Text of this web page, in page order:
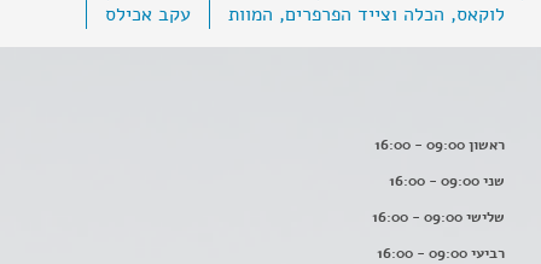
לוקאס, הכלה וצייד הפרפרים, המוות
עקב אכילס
ראשון 09:00 - 16:00
שני 09:00 - 16:00
שלישי 09:00 - 16:00
רביעי 09:00 - 16:00